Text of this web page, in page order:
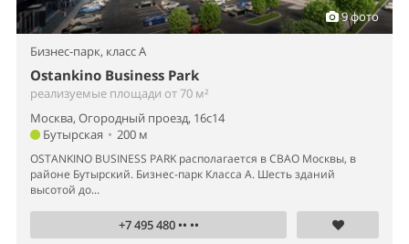
9 фото
Бизнес-парк, класс A
Ostankino Business Park
реализуемые площади от 70 м²
Москва, Огородный проезд, 16с14
Бутырская • 200 м
OSTANKINO BUSINESS PARK располагается в СВАО Москвы, в
районе Бутырский. Бизнес-парк Класса А. Шесть зданий
высотой до...
+7 495 480 •• ••